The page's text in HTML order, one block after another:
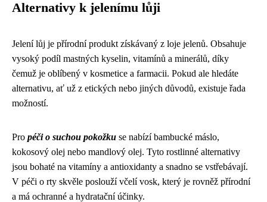
Alternativy k jelenímu lůji
Jelení lůj je přírodní produkt získávaný z loje jelenů. Obsahuje
vysoký podíl mastných kyselin, vitamínů a minerálů, díky
čemuž je oblíbený v kosmetice a farmacii. Pokud ale hledáte
alternativu, ať už z etických nebo jiných důvodů, existuje řada
možností.
Pro péči o suchou pokožku se nabízí bambucké máslo,
kokosový olej nebo mandlový olej. Tyto rostlinné alternativy
jsou bohaté na vitamíny a antioxidanty a snadno se vstřebávají.
V péči o rty skvěle poslouží včelí vosk, který je rovněž přírodní
a má ochranné a hydratační účinky.